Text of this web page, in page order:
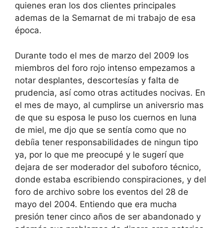
quienes eran los dos clientes principales
ademas de la Semarnat de mi trabajo de esa
época.
Durante todo el mes de marzo del 2009 los
miembros del foro rojo intenso empezamos a
notar desplantes, descortesías y falta de
prudencia, así como otras actitudes nocivas. En
el mes de mayo, al cumplirse un aniversrio mas
de que su esposa le puso los cuernos en luna
de miel, me djo que se sentía como que no
debíia tener responsabilidades de ningun tipo
ya, por lo que me preocupé y le sugerí que
dejara de ser moderador del suboforo técnico,
donde estaba escribiendo conspiraciones, y del
foro de archivo sobre los eventos del 28 de
mayo del 2004. Entiendo que era mucha
presión tener cinco años de ser abandonado y